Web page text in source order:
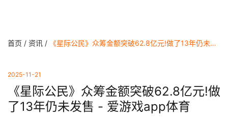
首页 / 资讯 / 《星际公民》众筹金额突破62.8亿元!做了13年仍未发售 - 爱游戏app体育
2025-11-21
《星际公民》众筹金额突破62.8亿元!做
了13年仍未发售 - 爱游戏app体育